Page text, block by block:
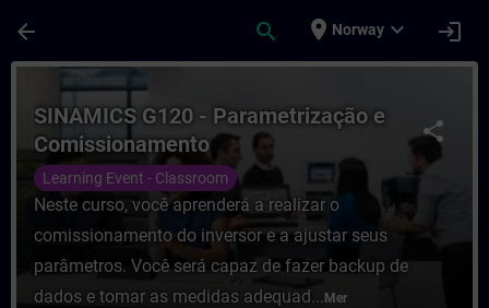
arrow_back search place Norway expand_more login
Kurs - SINAMICS G120 -
share
SINAMICS G120 - Parametrização e
Comissionamento
Learning Event - Classroom
Neste curso, você aprenderá a realizar o
comissionamento do inversor e a ajustar seus
parâmetros. Você será capaz de fazer backup de
dados e tomar as medidas adequad... Mer